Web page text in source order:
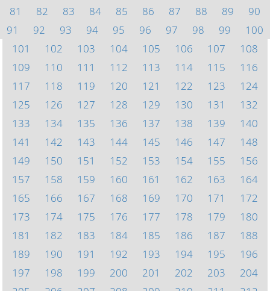
81
82 83 84 85 86 87 88 89
90
91
92 93 94 95 96 97 98 99
100
101
102 103 104 105 106 107
108
109
110 111 112 113 114 115
116
117
118 119 120 121 122 123
124
125
126 127 128 129 130 131
132
133
134 135 136 137 138 139
140
141
142 143 144 145 146 147
148
149
150 151 152 153 154 155
156
157
158 159 160 161 162 163
164
165
166 167 168 169 170 171
172
173
174 175 176 177 178 179
180
181
182 183 184 185 186 187
188
189
190 191 192 193 194 195
196
197
198 199 200 201 202 203
204